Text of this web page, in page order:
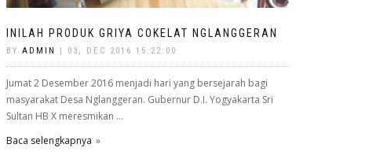
INILAH PRODUK GRIYA COKELAT NGLANGGERAN
BY ADMIN | 03, DEC 2016 15:22:00
Jumat 2 Desember 2016 menjadi hari yang bersejarah bagi
masyarakat Desa Nglanggeran. Gubernur D.I. Yogyakarta Sri
Sultan HB X meresmikan ...
Baca selengkapnya